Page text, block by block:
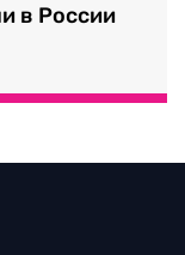
в России